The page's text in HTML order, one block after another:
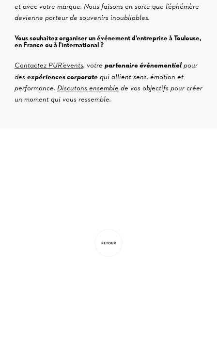
et avec votre marque. Nous faisons en sorte que l’éphémère
devienne porteur de souvenirs inoubliables.
Vous souhaitez organiser un événement d’entreprise à Toulouse,
en France ou à l’international ?
Contactez PUR’events, votre partenaire événementielpour
des expériences corporate qui allient sens, émotion et
performance. Discutons ensemble de vos objectifs pour créer
un moment qui vous ressemble.